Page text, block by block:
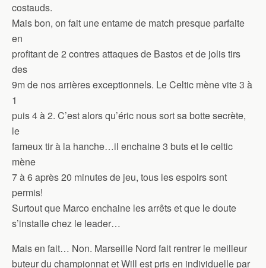
costauds.
Mais bon, on fait une entame de match presque parfaite
en
profitant de 2 contres attaques de Bastos et de jolis tirs
des
9m de nos arrières exceptionnels. Le Celtic mène vite 3 à
1
puis 4 à 2. C’est alors qu’éric nous sort sa botte secrète,
le
fameux tir à la hanche…il enchaine 3 buts et le celtic
mène
7 à 6 après 20 minutes de jeu, tous les espoirs sont
permis!
Surtout que Marco enchaine les arrêts et que le doute
s’installe chez le leader…
Mais en fait… Non. Marseille Nord fait rentrer le meilleur
buteur du championnat et Will est pris en individuelle par